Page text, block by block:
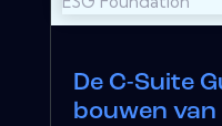
De C-Suite
bouwen van